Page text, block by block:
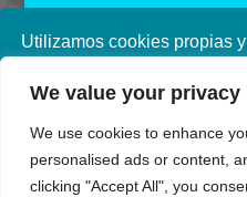
Utilizamos cookies propias
navegando, consideramos
política de cookies consulte
privacidad
We value your privacy
We use cookies to enhance
personalised ads or content,
clicking "Accept All", you